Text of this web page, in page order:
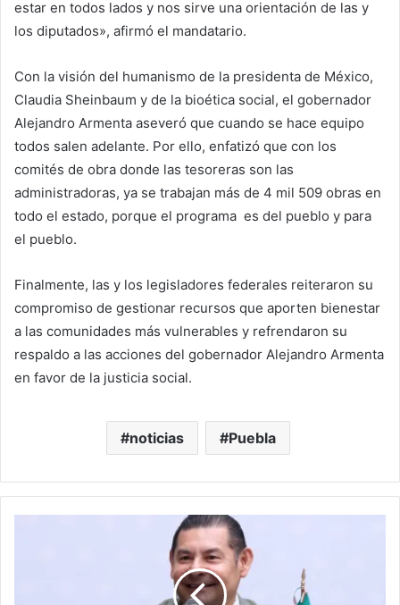
estar en todos lados y nos sirve una orientación de las y
los diputados», afirmó el mandatario.
Con la visión del humanismo de la presidenta de México,
Claudia Sheinbaum y de la bioética social, el gobernador
Alejandro Armenta aseveró que cuando se hace equipo
todos salen adelante. Por ello, enfatizó que con los
comités de obra donde las tesoreras son las
administradoras, ya se trabajan más de 4 mil 509 obras en
todo el estado, porque el programa es del pueblo y para
el pueblo.
Finalmente, las y los legisladores federales reiteraron su
compromiso de gestionar recursos que aporten bienestar
a las comunidades más vulnerables y refrendaron su
respaldo a las acciones del gobernador Alejandro Armenta
en favor de la justicia social.
noticias Puebla